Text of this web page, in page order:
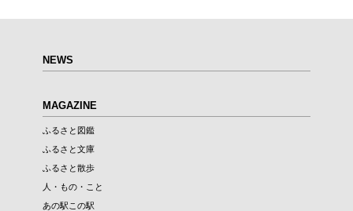
NEWS
MAGAZINE
ふるさと図鑑
ふるさと文庫
ふるさと散歩
人・もの・こと
あの駅この駅